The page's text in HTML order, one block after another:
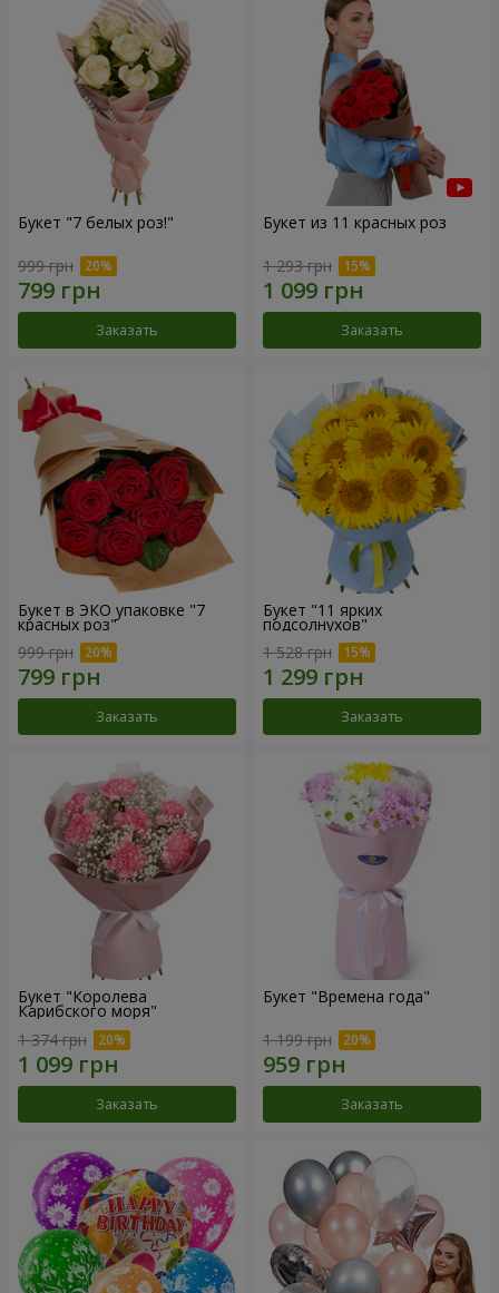
Букет "7 белых роз!"
999 грн
Заказать
Букет из 11 красных роз
1 293 грн
Заказать
Букет в ЭКО упаковке "7
красных роз"
999 грн
Заказать
Букет "11 ярких
подсолнухов"
1 528 грн
Заказать
Букет "Королева
Карибского моря"
1 374 грн
Заказать
Букет "Времена года"
1 199 грн
Заказать